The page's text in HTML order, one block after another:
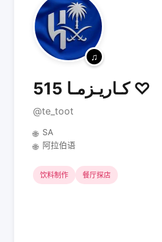
كـاريـزمـا 515 ♡
@te_toot
🌐 SA
🌐 阿拉伯语
饮料制作 餐厅探店